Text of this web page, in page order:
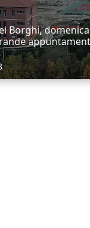
Borghi,